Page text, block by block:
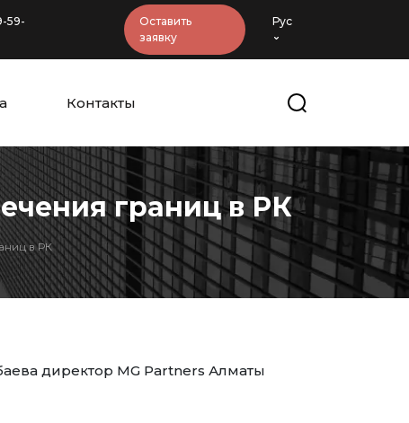
59-
Оставить
заявку
Рус
Контакты
границ в РК
в РК
директор MG Partners Алматы